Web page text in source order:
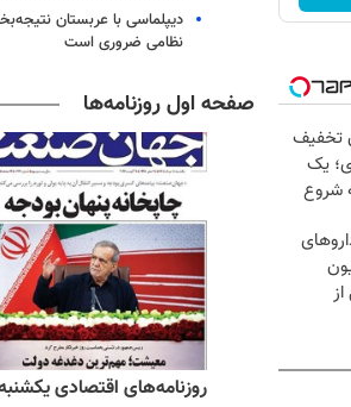
تخفیف
یک
شروع
میلیون
دیپلماسی با عربستان
نظامی ضروری است
صفحه اول روزنامه‌ها
روزنامه‌های اقتصادی یکشنبه ۱۸ مرداد